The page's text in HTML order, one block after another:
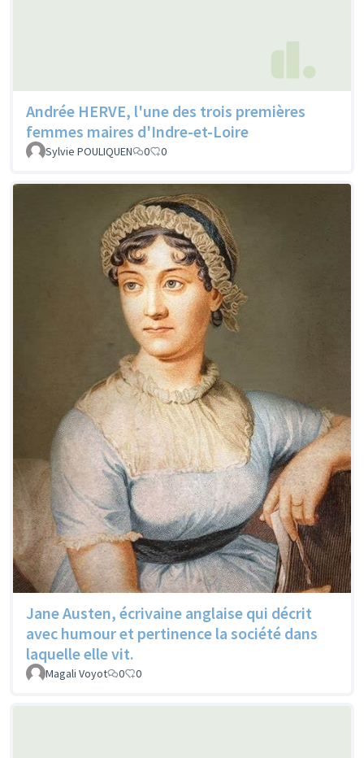
Andrée HERVE, l'une des trois premières
femmes maires d'Indre-et-Loire
Sylvie POULIQUEN 0 0
Jane Austen, écrivaine anglaise qui décrit
avec humour et pertinence la société dans
laquelle elle vit.
Magali Voyot 0 0